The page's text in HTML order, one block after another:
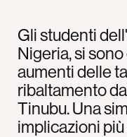
Gli studenti
Nigeria, si
aumenti delle
ribaltamento
Tinubu. Una
implicazioni